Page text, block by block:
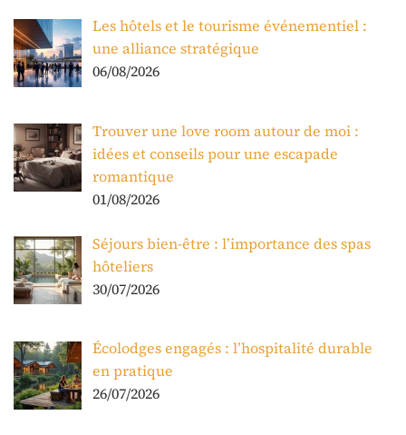
Les hôtels et le tourisme événementiel :
une alliance stratégique
06/08/2026
Trouver une love room autour de moi :
idées et conseils pour une escapade
romantique
01/08/2026
Séjours bien-être : l’importance des spas
hôteliers
30/07/2026
Écolodges engagés : l’hospitalité durable
en pratique
26/07/2026